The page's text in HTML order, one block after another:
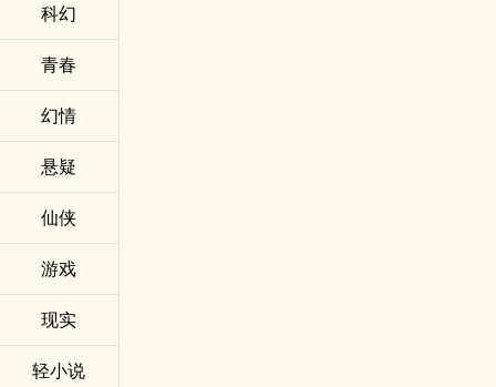
科幻
青春
幻情
悬疑
仙侠
游戏
现实
轻小说